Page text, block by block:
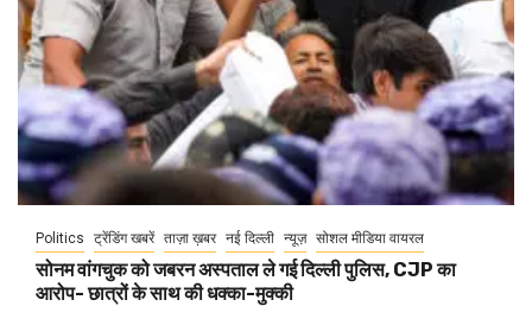
Politics ट्रेंडिंग खबरें ताज़ा ख़बर नई दिल्ली न्यूज़ सोशल मीडिया वायरल
सोनम वांगचुक को जबरन अस्पताल ले गई दिल्ली पुलिस, CJP का
आरोप- छात्रों के साथ की धक्का-मुक्की